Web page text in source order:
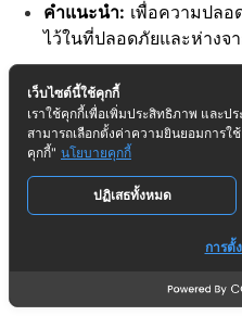
คำแนะนำ: เพื่อความปลอ
ไว้ในที่ปลอดภัยและห่างจ
ความรับผิดชอบส่วนบุคคล:
เสี่ยงด้วยตนเอง [02:10]
เว็บไซต์นี้ใช้คุกกี้
เราใช้คุกกี้เพื่อเพิ่มประสิทธิภาพ และ
สามารถเลือกตั้งค่าความยินยอมการใ
คุกกี้" นโยบายคุกกี้
ปฏิเสธทั้งหมด
การตั้